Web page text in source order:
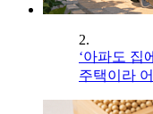
2.
‘아파도 집
주택이라